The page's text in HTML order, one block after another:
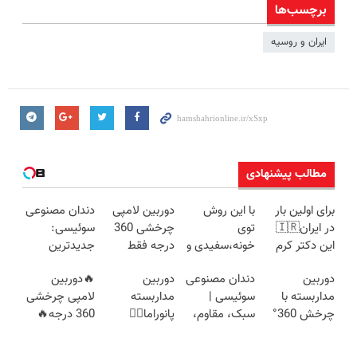
برچسب‌ها
ایران و روسیه
مطالب پیشنهادی
برای اولین بار
در ایران🇮🇷
این دکتر کرم
روزه ساخت!
با این روش
توی
خونه،سفیدی و
برگردون
(40%off)
دوربین لامپی
چرخشی 360
درجه فقط
🔥 پرداخت
درب منزل
دندان مصنوعی
سوئیسی:
جدیدترین
سبک و مقاوم |
پرداخت قسطی
دوربین
مداربسته با
چرخش 360°
دندان مصنوعی
سوئیسی |
سبک، مقاوم،
دوربین
مداربسته
پانوراما👈🏻
🔥دوربین
لامپی چرخشی
360 درجه🔥